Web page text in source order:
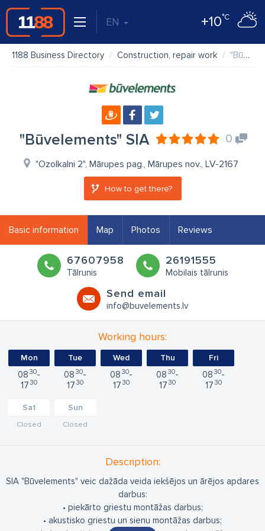
EN +10°C
1188 Business Directory Construction, repair work "Būvelements" SIA
"Būvelements" SIA 0
"Ozolkalni 2", Mārupes pag., Mārupes nov., LV-2167
How to get there?
Basic information Map Photos Reviews
67607958
Tālrunis
26191555
Mobilais tālrunis
Send email
info@buvelements.lv
Working hours:
Mon
08 30
17 30
Tue
08 30
17 30
Wed
08 30
17 30
Thu
08 30
17 30
Fri
08 30
17 30
Sat
Closed
Sun
Closed
Description:
SIA "Būvelements" veic dažāda veida iekšējos un ārējos apdares
darbus:
• piekārto griestu montāžas darbus;
• akustisko griestu un sienu montāžas darbus;